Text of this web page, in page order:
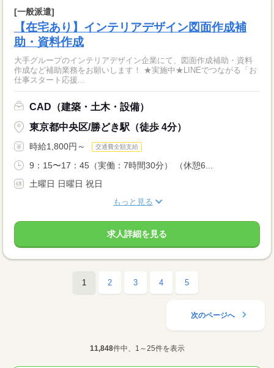
[一般派遣]
【在宅あり】インテリアデザイン図面作成補
助・資料作成
大手グループのインテリアデザイン企業にて、図面作成補助・資料
作成など補助業務をお願いします！ ★実施中★LINEでつながる「お
仕事スタート応援...
CAD（建築・土木・設備）
東京都中央区/勝どき駅（徒歩 4分）
時給1,800円～ 交通費全額支給
9：15〜17：45（実働：7時間30分） （休憩6...
土曜日 日曜日 祝日
もっと見る
求人詳細を見る
1 2 3 4 5
次のページへ
11,848件中、1～25件を表示